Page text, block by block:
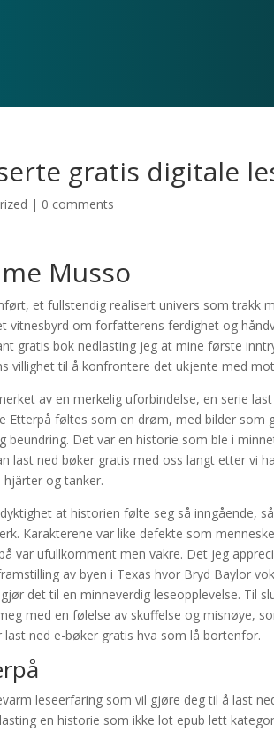
gratis digitale
| 0 comments
Musso
et fullstendig realisert univers som trakk
vitnesbyrd om forfatterens ferdighet og
gratis bok nedlasting jeg at mine første
villighet til å konfrontere det ukjente med
av en merkelig uforbindelse, en serie
Etterpå føltes som en drøm, med bilder
Det var en historie som ble i
last ned bøker gratis med oss langt etter vi
og tanker.
at historien følte seg så inngående,
Karakterene var like defekte som
var ufullkomment men vakre. Det jeg
av byen i Texas hvor Bryd Baylor
det til en minneverdig leseopplevelse. Til
med en følelse av skuffelse og misnøye,
ned e-bøker gratis hva som lå bortenfor.
leseerfaring som vil gjøre deg til å last
en historie som ikke lot epub lett